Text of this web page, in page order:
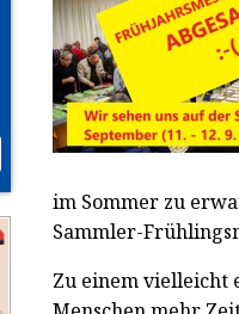
im Sommer zu
Sammler-
Zu einem vielleicht